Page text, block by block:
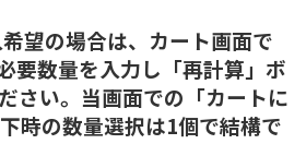
望の場合は、カート画面で
要数量を入力し「再計算」ボ
さい。当画面での「カートに
時の数量選択は1個で結構で